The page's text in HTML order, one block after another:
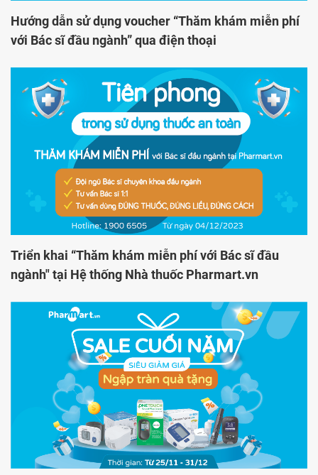
Hướng dẫn sử dụng voucher “Thăm khám miễn phí
với Bác sĩ đầu ngành” qua điện thoại
Triển khai “Thăm khám miễn phí với Bác sĩ đầu
ngành" tại Hệ thống Nhà thuốc Pharmart.vn